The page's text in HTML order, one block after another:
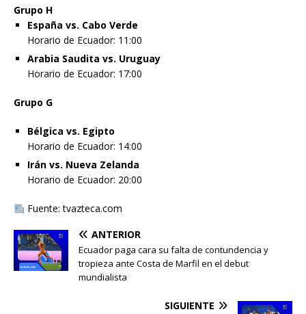
Grupo H
España vs. Cabo Verde
Horario de Ecuador: 11:00
Arabia Saudita vs. Uruguay
Horario de Ecuador: 17:00
Grupo G
Bélgica vs. Egipto
Horario de Ecuador: 14:00
Irán vs. Nueva Zelanda
Horario de Ecuador: 20:00
Fuente: tvazteca.com
ANTERIOR
Ecuador paga cara su falta de contundencia y
tropieza ante Costa de Marfil en el debut
mundialista
SIGUIENTE